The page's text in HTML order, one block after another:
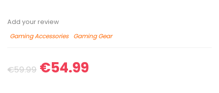
Add your review
Gaming Accessories
Gaming Gear
€59.99 €54.99